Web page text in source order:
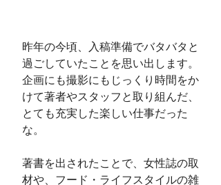
昨年の今頃、入稿準備でバタバタと
過ごしていたことを思い出します。
企画にも撮影にもじっくり時間をか
けて著者やスタッフと取り組んだ、
とても充実した楽しい仕事だった
な。
著書を出されたことで、女性誌の取
材や、フード・ライフスタイルの雑